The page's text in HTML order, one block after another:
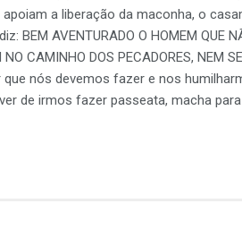
a liberação da maconha, o
AVENTURADO O HOMEM QUE
CAMINHO DOS PECADORES, NEM SE
que nós devemos fazer e nos
de irmos fazer passeata, macha